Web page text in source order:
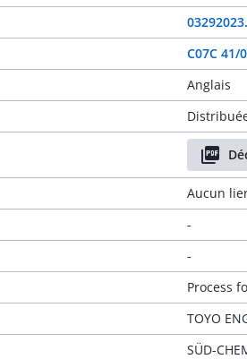
C07C 41/
Anglais
Aucun
-
-
Process
TOYO
SÜD-